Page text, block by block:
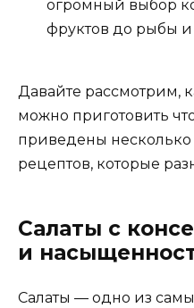
огромный выбор
фруктов до рыбы и
Давайте рассмотрим,
можно приготовить
приведены
рецептов, которые
Салаты с
и
Салаты — одно из